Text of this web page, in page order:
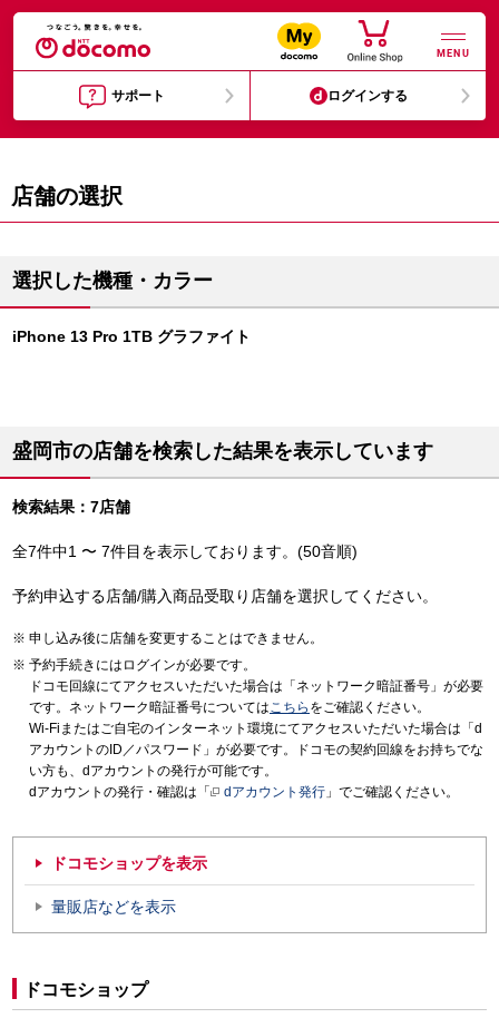
MENU
サポート ログインする
店舗の選択
選択した機種・カラー
iPhone 13 Pro 1TB グラファイト
盛岡市の店舗を検索した結果を表示しています
検索結果：7店舗
全7件中1 〜 7件目を表示しております。(50音順)
予約申込する店舗/購入商品受取り店舗を選択してください。
申し込み後に店舗を変更することはできません。
予約手続きにはログインが必要です。
ドコモ回線にてアクセスいただいた場合は「ネットワーク暗証番号」が必要
です。ネットワーク暗証番号についてはこちら をご確認ください。
Wi-Fiまたはご自宅のインターネット環境にてアクセスいただいた場合は「d
アカウントのID／パスワード」が必要です。ドコモの契約回線をお持ちでな
い方も、dアカウントの発行が可能です。
dアカウントの発行・確認は「
dアカウント発行 」でご確認ください。
ドコモショップを表示
量販店などを表示
ドコモショップ